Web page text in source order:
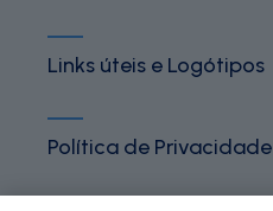
Links úteis e Logótipos
Política de Privacidade